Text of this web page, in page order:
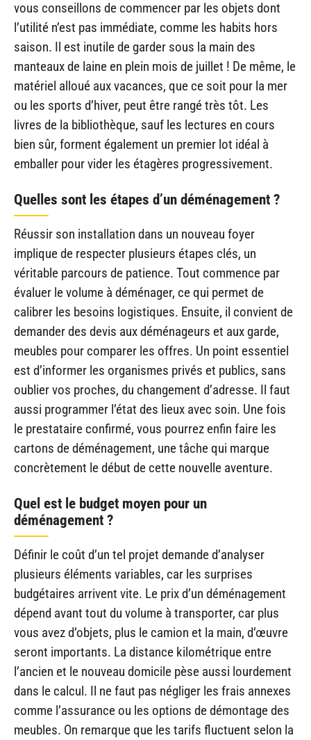
vous conseillons de commencer par les objets dont
l’utilité n’est pas immédiate, comme les habits hors
saison. Il est inutile de garder sous la main des
manteaux de laine en plein mois de juillet ! De même, le
matériel alloué aux vacances, que ce soit pour la mer
ou les sports d’hiver, peut être rangé très tôt. Les
livres de la bibliothèque, sauf les lectures en cours
bien sûr, forment également un premier lot idéal à
emballer pour vider les étagères progressivement.
Quelles sont les étapes d’un déménagement ?
Réussir son installation dans un nouveau foyer
implique de respecter plusieurs étapes clés, un
véritable parcours de patience. Tout commence par
évaluer le volume à déménager, ce qui permet de
calibrer les besoins logistiques. Ensuite, il convient de
demander des devis aux déménageurs et aux garde,
meubles pour comparer les offres. Un point essentiel
est d’informer les organismes privés et publics, sans
oublier vos proches, du changement d’adresse. Il faut
aussi programmer l’état des lieux avec soin. Une fois
le prestataire confirmé, vous pourrez enfin faire les
cartons de déménagement, une tâche qui marque
concrètement le début de cette nouvelle aventure.
Quel est le budget moyen pour un
déménagement ?
Définir le coût d’un tel projet demande d’analyser
plusieurs éléments variables, car les surprises
budgétaires arrivent vite. Le prix d’un déménagement
dépend avant tout du volume à transporter, car plus
vous avez d’objets, plus le camion et la main, d’œuvre
seront importants. La distance kilométrique entre
l’ancien et le nouveau domicile pèse aussi lourdement
dans le calcul. Il ne faut pas négliger les frais annexes
comme l’assurance ou les options de démontage des
meubles. On remarque que les tarifs fluctuent selon la